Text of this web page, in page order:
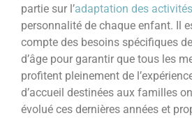
partie sur l’adaptation des activités
personnalité de chaque enfant. Il
compte des besoins spécifiques
d’âge pour garantir que tous les
profitent pleinement de
d’accueil destinées aux familles
évolué ces dernières années et